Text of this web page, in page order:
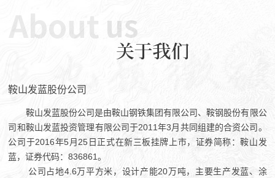
鞍山发蓝股份公司
鞍山发蓝股份公司是由鞍山钢铁集团有限公司、鞍钢股份有限公
司和鞍山发蓝投资管理有限公司于2011年3月共同组建的合资公司。
公司于2016年5月25日正式在新三板挂牌上市，证券简称：鞍山发
蓝，证券代码：836861。
公司占地4.6万平方米，设计产能20万吨，主要生产发蓝、涂